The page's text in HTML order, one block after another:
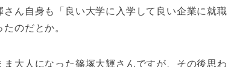
ん自身も「良い大学に入学して良い企業に就職
のだとか。
大人になった篠塚大輝さんですが、その後思わ